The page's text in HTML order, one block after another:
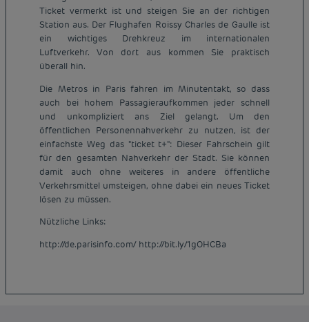
Ticket vermerkt ist und steigen Sie an der richtigen
Station aus. Der Flughafen Roissy Charles de Gaulle ist
ein wichtiges Drehkreuz im internationalen
Luftverkehr. Von dort aus kommen Sie praktisch
überall hin.
Die Metros in Paris fahren im Minutentakt, so dass
auch bei hohem Passagieraufkommen jeder schnell
und unkompliziert ans Ziel gelangt. Um den
öffentlichen Personennahverkehr zu nutzen, ist der
einfachste Weg das "ticket t+": Dieser Fahrschein gilt
für den gesamten Nahverkehr der Stadt. Sie können
damit auch ohne weiteres in andere öffentliche
Verkehrsmittel umsteigen, ohne dabei ein neues Ticket
lösen zu müssen.
Nützliche Links:
http://de.parisinfo.com/ http://bit.ly/1gOHCBa
Günstige Hotels Paris
Günstige Hotels Hannover
Günstige Hotels Frankreich